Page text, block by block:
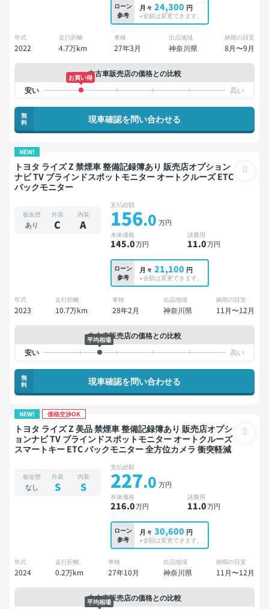
ローン
参考
月々 24,300 円
※金額は変更できます。
年式
2022
走行距離
4.7万km
車検
27年3月
出品地域
神奈川県
納期の目安
8月〜9月
中古車販売店の価格との比較
お買い得
無
料
現車確認を問い合わせる
NEW!
トヨタ ライズ Z 禁煙車 整備記録簿あり 販売店オプション
ナビ TV ブラインドスポットモニター オートクルーズ ETC
バックモニター
板金歴
あり
外装
C
内装
A
支払総額
156.0 万円
本体価格
145.0万円
諸費用
11.0万円
ローン
参考
月々 21,100 円
※金額は変更できます。
年式
2023
走行距離
10.7万km
車検
28年2月
出品地域
神奈川県
納期の目安
11月〜12月
中古車販売店の価格との比較
平均相場
無
料
現車確認を問い合わせる
NEW! 価格交渉OK
トヨタ ライズ Z 美品 禁煙車 整備記録簿あり 販売店オプシ
ョンナビ TV ブラインドスポットモニター オートクルーズ
スマートキー ETC バックモニター 全方位カメラ 衝突軽減
板金歴
なし
外装
S
内装
S
支払総額
227.0 万円
本体価格
216.0万円
諸費用
11.0万円
ローン
参考
月々 30,600 円
※金額は変更できます。
年式
2024
走行距離
0.2万km
車検
27年10月
出品地域
神奈川県
納期の目安
11月〜12月
中古車販売店の価格との比較
平均相場